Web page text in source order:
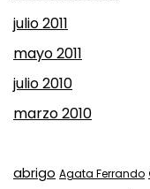
julio 2011
mayo 2011
julio 2010
marzo 2010
abrigo Agata Ferrando